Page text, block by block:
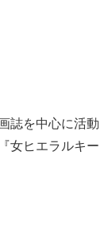
誌を中心に活動
女ヒエラルキー